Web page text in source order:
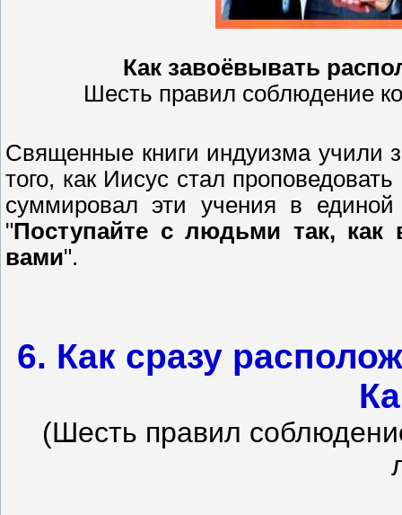
Как завоёвывать
Шесть правил соблюдение
Священные книги индуизма учили
того, как Иисус стал
суммировал эти учения в
"Поступайте с людьми так,
вами".
6. Как сразу
(Шесть правил